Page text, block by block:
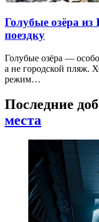
Голубые озёра
поездку
Голубые озёра —
а не городской пляж.
режим…
Последние
места